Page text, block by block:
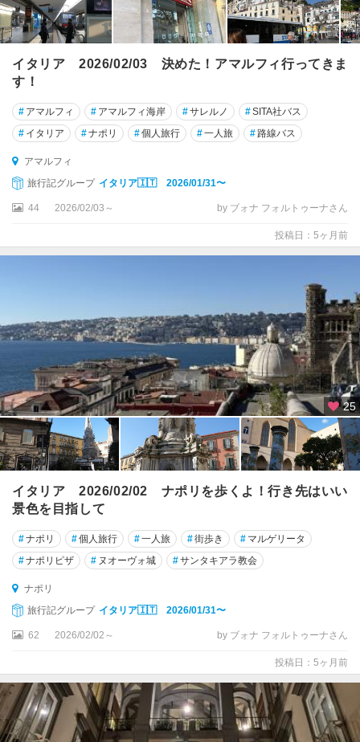
・
プ
ー
ア
グ
ラ
ー
ド
コ
ゼ
コ
リ
ア
ー
ノ
・
カ
ブ
ロ
コ
ル
ダ
ン
ツ
オ
コ
イタリア 2026/02/03 決めた！アマルフィ行ってきま
す！
# アマルフィ # アマルフィ海岸 #サレルノ #SITA社バス
# イタリア #ナポリ #個人旅行 #一人旅 #路線バス
アマルフィ
旅行記グループ イタリア🇮🇹 2026/01/31〜
44 2026/02/03～ by ブォナ フォルトゥーナさん
投稿日：5ヶ月前
25
イタリア 2026/02/02 ナポリを歩くよ！行き先はいい
景色を目指して
#ナポリ #個人旅行 #一人旅 #街歩き # マルゲリータ
#ナポリピザ # ヌオーヴォ城 #サンタキアラ教会
ナポリ
旅行記グループ イタリア🇮🇹 2026/01/31〜
62 2026/02/02～ by ブォナ フォルトゥーナさん
投稿日：5ヶ月前